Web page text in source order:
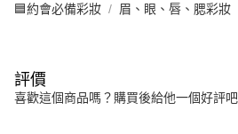
🟦約會必備彩妝 眉、眼、唇、腮彩妝
評價
喜歡這個商品嗎？購買後給他一個好評吧